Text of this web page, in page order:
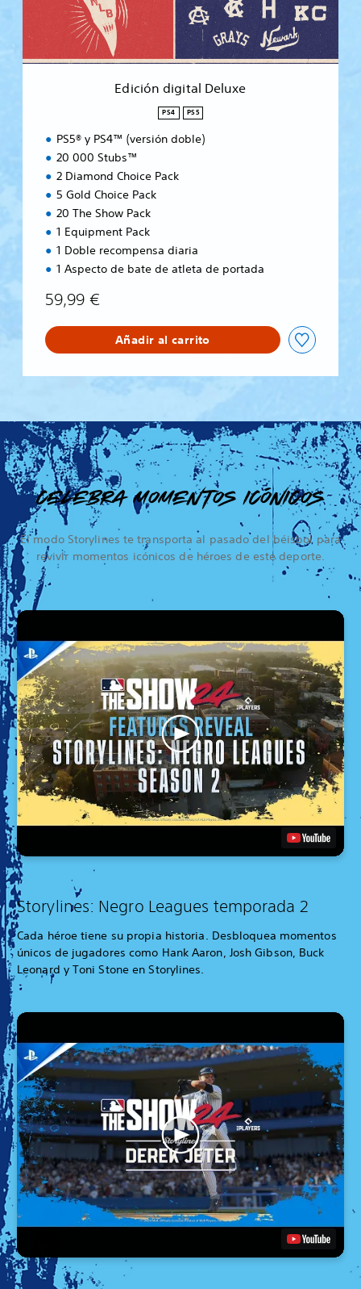
t
Edición digital Deluxe
PS4 PS5
PS5® y PS4™ (versión doble)
20 000 Stubs™
2 Diamond Choice Pack
5 Gold Choice Pack
20 The Show Pack
1 Equipment Pack
1 Doble recompensa diaria
1 Aspecto de bate de atleta de portada
59,99 €
Añadir al carrito
CELEBRA MOMENTOS ICÓNICOS
El modo Storylines te transporta al pasado del béisbol para
revivir momentos icónicos de héroes de este deporte.
Storylines: Negro Leagues temporada 2
Cada héroe tiene su propia historia. Desbloquea momentos
únicos de jugadores como Hank Aaron, Josh Gibson, Buck
Leonard y Toni Stone en Storylines.